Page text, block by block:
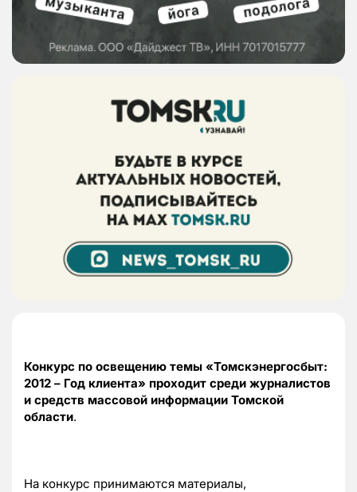
Конкурс по освещению темы «Томскэнергосбыт:
2012 – Год клиента» проходит среди журналистов
и средств массовой информации Томской
области.
На конкурс принимаются материалы,